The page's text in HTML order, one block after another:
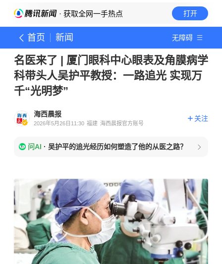
· 获取全网一手热点 打开
首页 新闻 无障碍
名医来了 | 厦门眼科中心眼表及角膜病学
科带头人吴护平教授：一路追光 实现万
千“光明梦”
海西晨报
2026年5月26日11:30 福建 海西晨报官方账号
关注
问AI · 吴护平的追光经历如何塑造了他的从医之路？